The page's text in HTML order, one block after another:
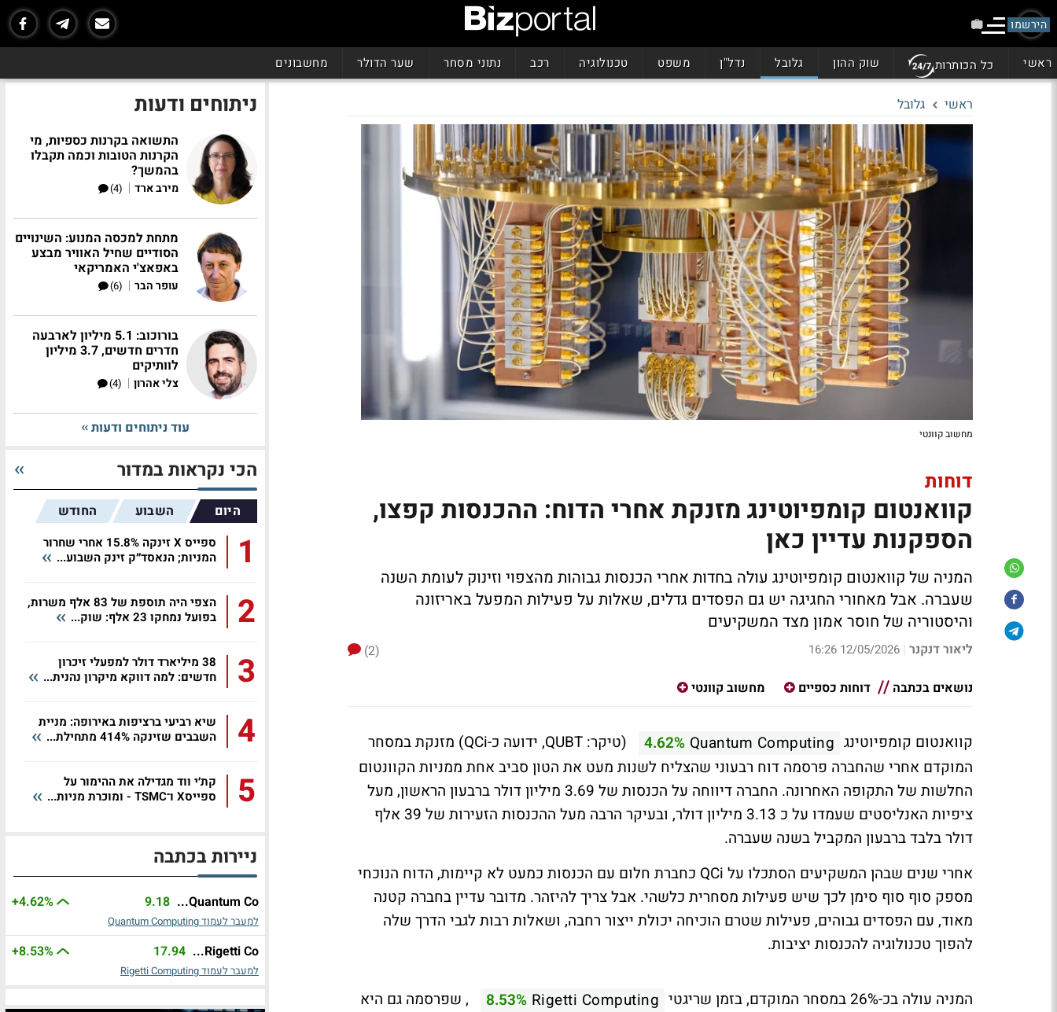
הירשמו
ראשי כל הכותרות שוק ההון גלובל נדל"ן משפט טכנולוגיה רכב נתוני מסחר שער הדולר מחשבונים
ראשי גלובל
מחשוב קוונטי
דוחות
קוואנטום קומפיוטינג מזנקת אחרי הדוח: ההכנסות קפצו,
הספקנות עדיין כאן
המניה של קוואנטום קומפיוטינג עולה בחדות אחרי הכנסות גבוהות מהצפוי וזינוק לעומת השנה
שעברה. אבל מאחורי החגיגה יש גם הפסדים גדלים, שאלות על פעילות המפעל באריזונה
והיסטוריה של חוסר אמון מצד המשקיעים
ליאור דנקנר |
12/05/2026 16:26
(2)
נושאים בכתבה
דוחות כספיים מחשוב קוונטי
קוואנטום קומפיוטינג Quantum Computing
4.62%
(טיקר: QUBT, ידועה כ-QCi) מזנקת במסחר
המוקדם אחרי שהחברה פרסמה דוח רבעוני שהצליח לשנות מעט את הטון סביב אחת ממניות הקוונטום
החלשות של התקופה האחרונה. החברה דיווחה על הכנסות של 3.69 מיליון דולר ברבעון הראשון, מעל
ציפיות האנליסטים שעמדו על כ 3.13 מיליון דולר, ובעיקר הרבה מעל ההכנסות הזעירות של 39 אלף
דולר בלבד ברבעון המקביל בשנה שעברה.
אחרי שנים שבהן המשקיעים הסתכלו על QCi כחברת חלום עם הכנסות כמעט לא קיימות, הדוח הנוכחי
מספק סוף סוף סימן לכך שיש פעילות מסחרית כלשהי. אבל צריך להיזהר. מדובר עדיין בחברה קטנה
מאוד, עם הפסדים גבוהים, פעילות שטרם הוכיחה יכולת ייצור רחבה, ושאלות רבות לגבי הדרך שלה
להפוך טכנולוגיה להכנסות יציבות.
המניה עולה בכ-26% במסחר המוקדם, בזמן שריגטי Rigetti Computing
8.53%
, שפרסמה גם היא
ניתוחים ודעות
התשואה בקרנות כספיות, מי
הקרנות הטובות וכמה תקבלו
בהמשך?
מירב ארד |
(4)
מתחת למכסה המנוע: השינויים
הסודיים שחיל האוויר מבצע
באפאצ'י האמריקאי
עופר הבר |
(6)
בורוכוב: 5.1 מיליון לארבעה
חדרים חדשים, 3.7 מיליון
לוותיקים
צלי אהרון |
(4)
עוד ניתוחים ודעות
הכי נקראות במדור
היום השבוע החודש
1
ספייס X זינקה 15.8% אחרי שחרור
המניות; הנאסד״ק זינק השבוע...
2
הצפי היה תוספת של 83 אלף משרות,
בפועל נמחקו 23 אלף: שוק...
3
38 מיליארד דולר למפעלי זיכרון
חדשים: למה דווקא מיקרון נהנית...
4
שיא רביעי ברציפות באירופה: מניית
השבבים שזינקה 414% מתחילת...
5
קת׳י ווד מגדילה את ההימור על
ספייסX ו־TSMC - ומוכרת מניות...
ניירות בכתבה
Quantum Co...
9.18
+4.62%
למעבר לעמוד Quantum Computing
Rigetti Co...
17.94
+8.53%
למעבר לעמוד Rigetti Computing